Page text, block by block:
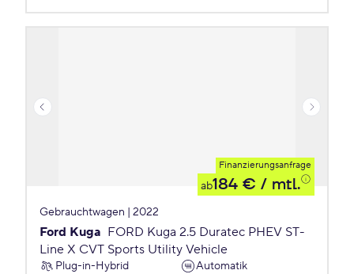
Finanzierungsanfrage
ab184 € / mtl.
Gebrauchtwagen | 2022
Ford Kuga FORD Kuga 2.5 Duratec PHEV ST-
Line X CVT Sports Utility Vehicle
Plug-in-Hybrid
Automatik